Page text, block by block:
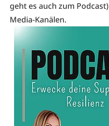
geht es auch zum
Media-Kanälen.